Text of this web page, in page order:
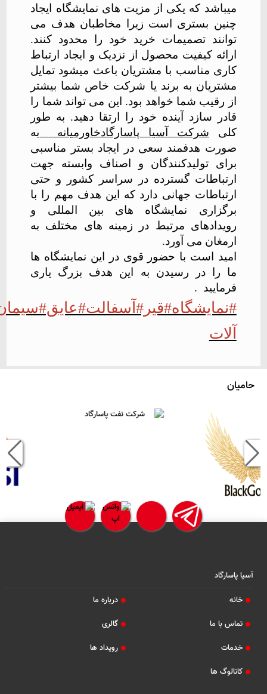
میباشد که یکی از مزیت های نمایشگاه ایجاد
چنین بستری است زیرا مخاطبان هدف می
توانند تصمیمات خرید خود را محدود کنند.
ارائه کیفیت محصول از نزدیک و ایجاد ارتباط
کاری مناسب با مشتریان باعث میشود تمایل
مشتریان به برند یا شرکت خاص شما بیشتر
از رقیب شما خواهد بود. این می تواند شما را
قادر سازد آینده خود را ارتقا دهید. به طور
کلی شرکت آسیا پاسارگادخاورمیانه
به
صورت هدفمند سعی در ایجاد بستر مناسبی
برای تولیدکنندگان و اصناف وابسته جهت
ارتباطات گسترده در سراسر کشور و حتی
ارتباطات جهانی دارد که این هدف مهم را با
برگزاری نمایشگاه های بین المللی و
رویدادهای مرتبط در زمینه های مختلف به
ارمغان می آورد.
امید است با حضور قوی در این نمایشگاه ها
ما را در رسیدن به این هدف بزرگ یاری
فرمایید .
آلات
حامیان
آسیا پاسارگاد
خانه
درباره ما
تماس با ما
گالری
خدمات
رویداد ها
کاتالوگ ها